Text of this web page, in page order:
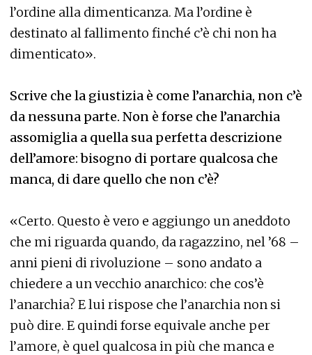
l’ordine alla dimenticanza. Ma l’ordine è
destinato al fallimento finché c’è chi non ha
dimenticato».
Scrive che la giustizia è come l’anarchia, non c’è
da nessuna parte. Non è forse che l’anarchia
assomiglia a quella sua perfetta descrizione
dell’amore: bisogno di portare qualcosa che
manca, di dare quello che non c’è?
«Certo. Questo è vero e aggiungo un aneddoto
che mi riguarda quando, da ragazzino, nel ’68 –
anni pieni di rivoluzione – sono andato a
chiedere a un vecchio anarchico: che cos’è
l’anarchia? E lui rispose che l’anarchia non si
può dire. E quindi forse equivale anche per
l’amore, è quel qualcosa in più che manca e